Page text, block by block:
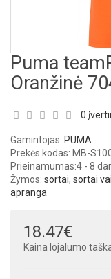
Puma
Oranžinė
0
Gamintojas: PUMA
Prekės kodas: MB-
Prieinamumas:4 - 8
Žymos: sortai, sortai
apranga
18.47€
Kaina lojalumo